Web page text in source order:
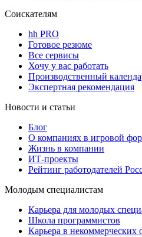
Соискателям
hh PRO
Готовое резюме
Все сервисы
Хочу у вас работать
Производственный
Экспертная рекомендация
Новости и статьи
Блог
О компаниях в игровой
Жизнь в компании
ИТ-проекты
Рейтинг работодателей
Молодым специалистам
Карьера для молодых
Школа программистов
Карьера в некоммерческих